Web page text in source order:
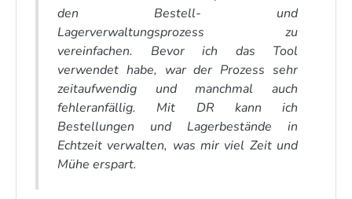
den Bestell- und
Lagerverwaltungsprozess zu
vereinfachen. Bevor ich das Tool
verwendet habe, war der Prozess sehr
zeitaufwendig und manchmal auch
fehleranfällig. Mit DR kann ich
Bestellungen und Lagerbestände in
Echtzeit verwalten, was mir viel Zeit und
Mühe erspart.